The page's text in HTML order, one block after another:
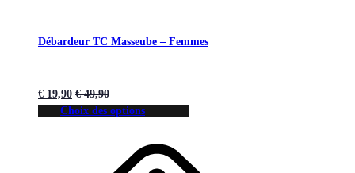
Débardeur TC Masseube – Femmes
€ 19,90 €49,90
Choix des options